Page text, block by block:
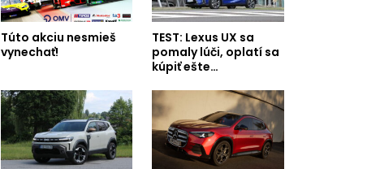
Túto akciu nesmieš
vynechať!
TEST: Lexus UX sa
pomaly lúči, oplatí sa
kúpiť ešte…